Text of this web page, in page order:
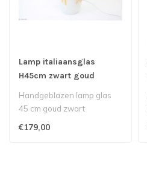
Lamp italiaansglas
H45cm zwart goud
Handgeblazen lamp glas
45 cm goud zwart
€179,00